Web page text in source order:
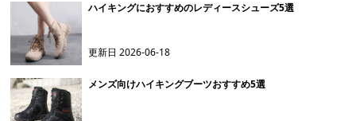
ハイキングにおすすめのレディースシューズ5選
更新日2026-06-18
メンズ向けハイキングブーツおすすめ5選